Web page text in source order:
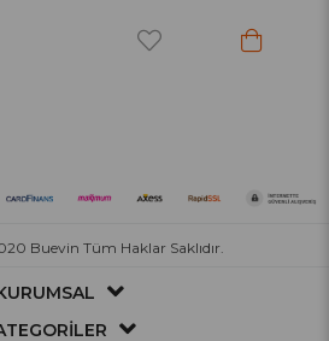
Buevin Tüm Haklar Saklıdır.